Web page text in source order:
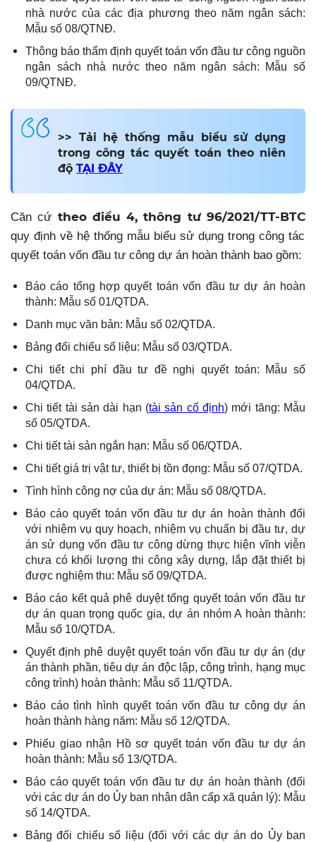
nhà nước của các địa phương theo năm ngân sách:
Mẫu số 08/QTNĐ.
Thông báo thẩm định quyết toán vốn đầu tư công nguồn
ngân sách nhà nước theo năm ngân sách: Mẫu số
09/QTNĐ.
>> Tải hệ thống mẫu biểu sử dụng
trong công tác quyết toán theo niên
độ TẠI ĐÂY
Căn cứ theo điều 4, thông tư 96/2021/TT-BTC
quy định về hệ thống mẫu biểu sử dụng trong công tác
quyết toán vốn đầu tư công dự án hoàn thành bao gồm:
Báo cáo tổng hợp quyết toán vốn đầu tư dự án hoàn
thành: Mẫu số 01/QTDA.
Danh mục văn bản: Mẫu số 02/QTDA.
Bảng đối chiếu số liệu: Mẫu số 03/QTDA.
Chi tiết chi phí đầu tư đề nghị quyết toán: Mẫu số
04/QTDA.
Chi tiết tài sản dài hạn (tài sản cố định) mới tăng: Mẫu
số 05/QTDA.
Chi tiết tài sản ngắn hạn: Mẫu số 06/QTDA.
Chi tiết giá trị vật tư, thiết bị tồn đọng: Mẫu số 07/QTDA.
Tình hình công nợ của dự án: Mẫu số 08/QTDA.
Báo cáo quyết toán vốn đầu tư dự án hoàn thành đối
với nhiệm vụ quy hoạch, nhiệm vụ chuẩn bị đầu tư, dự
án sử dụng vốn đầu tư công dừng thực hiện vĩnh viễn
chưa có khối lượng thi công xây dựng, lắp đặt thiết bị
được nghiệm thu: Mẫu số 09/QTDA.
Báo cáo kết quả phê duyệt tổng quyết toán vốn đầu tư
dự án quan trọng quốc gia, dự án nhóm A hoàn thành:
Mẫu số 10/QTDA.
Quyết định phê duyệt quyết toán vốn đầu tư dự án (dự
án thành phần, tiêu dự án độc lập, công trình, hạng mục
công trình) hoàn thành: Mẫu số 11/QTDA.
Báo cáo tình hình quyết toán vốn đầu tư công dự án
hoàn thành hàng năm: Mẫu số 12/QTDA.
Phiếu giao nhận Hồ sơ quyết toán vốn đầu tư dự án
hoàn thành: Mẫu số 13/QTDA.
Báo cáo quyết toán vốn đầu tư dự án hoàn thành (đối
với các dự án do Ủy ban nhân dân cấp xã quản lý): Mẫu
số 14/QTDA.
Bảng đối chiếu số liệu (đối với các dự án do Ủy ban